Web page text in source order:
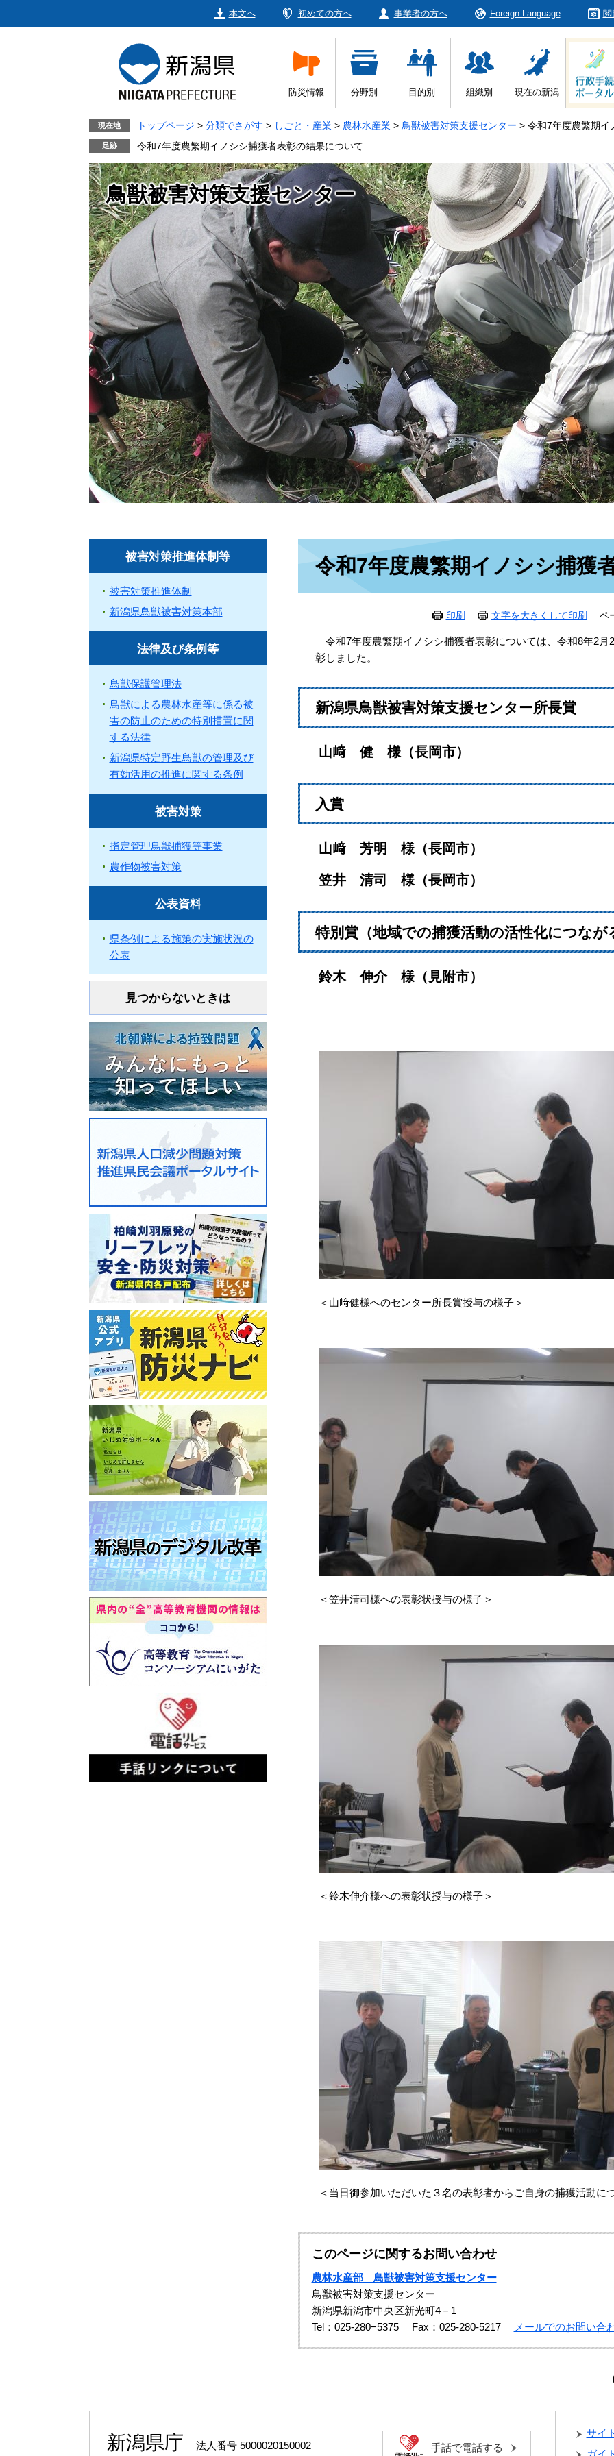
本文へ 初めての方へ 事業者の方へ Foreign Language 閲
防災情報 分野別 目的別 組織別 現在の新潟
現在地 トップページ > 分類でさがす > しごと・産業 > 農林水産業 > 鳥獣被害対策支援センター > 令和7年度農繁期イ
令和7年度農繁期イノシシ捕獲者表彰の結果について
鳥獣被害対策支援センター
令和7年度農繁期イノシシ捕獲
印刷 文字を大きくして印刷 ペ
令和7年度農繁期イノシシ捕獲者表彰については、令和8年2
彰しました。
新潟県鳥獣被害対策支援センター所長賞
山﨑 健 様（長岡市）
入賞
山﨑 芳明 様（長岡市）
笠井 清司 様（長岡市）
特別賞（地域での捕獲活動の活性化につなが
鈴木 伸介 様（見附市）
＜山﨑健様へのセンター所長賞授与の様子＞
＜笠井清司様への表彰状授与の様子＞
＜鈴木伸介様への表彰状授与の様子＞
＜当日御参加いただいた３名の表彰者からご自身の捕獲活動に
このページに関するお問い合わせ
農林水産部 鳥獣被害対策支援センター
鳥獣被害対策支援センター
新潟県新潟市中央区新光町4－1
Tel：025-280−5375
Fax：025-280-5217 メールでのお問い合
被害対策推進体制等
被害対策推進体制
新潟県鳥獣被害対策本部
法律及び条例等
鳥獣保護管理法
鳥獣による農林水産等に係る被
害の防止のための特別措置に関
する法律
新潟県特定野生鳥獣の管理及び
有効活用の推進に関する条例
被害対策
指定管理鳥獣捕獲等事業
農作物被害対策
公表資料
県条例による施策の実施状況の
公表
見つからないときは
新潟県庁 法人番号 5000020150002 手話で電話する
サイ